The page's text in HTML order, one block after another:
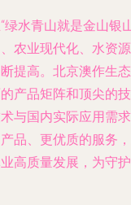
绿水青山就是金山银
农业现代化、水资
提高。北京澳作生
产品矩阵和顶尖的
与国内实际应用需
品、更优质的服务
高质量发展，为守